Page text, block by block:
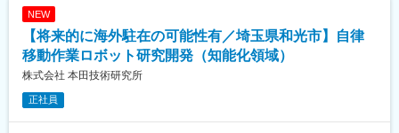
NEW
【将来的に海外駐在の可能性有／埼玉県和光市】自律
移動作業ロボット研究開発（知能化領域）
株式会社 本田技術研究所
正社員